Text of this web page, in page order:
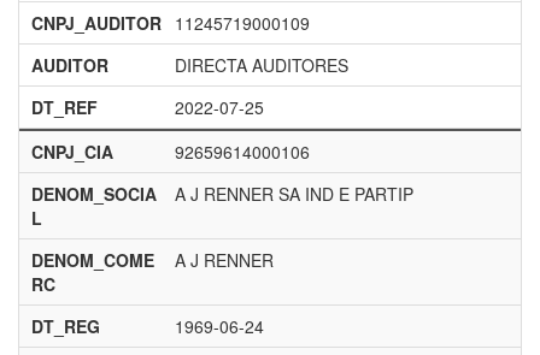
CNPJ_AUDITOR
11245719000109
AUDITOR
DIRECTA AUDITORES
DT_REF
2022-07-25
CNPJ_CIA
92659614000106
DENOM_SOCIA
L
A J RENNER SA IND E PARTIP
DENOM_COME
RC
A J RENNER
DT_REG
1969-06-24